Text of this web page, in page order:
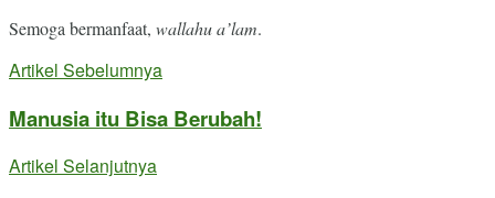
Semoga bermanfaat, wallahu a’lam.
Artikel Sebelumnya
Manusia itu Bisa Berubah!
Artikel Selanjutnya